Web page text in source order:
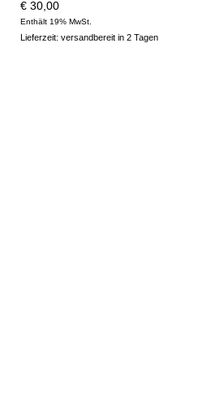
€30,00
Enthält 19% MwSt.
Lieferzeit: versandbereit in 2 Tagen